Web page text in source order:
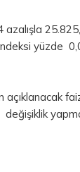
azalışla
yüzde
faiz